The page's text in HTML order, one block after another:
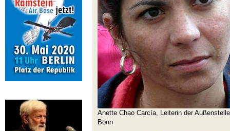
Anette Chao Carcía, Leiterin der
Bonn